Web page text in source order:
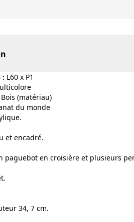
: L60 x P1
multicolore
bois (matériau)
du monde
et encadré.
paguebot en croisière et plusieurs
34, 7 cm.